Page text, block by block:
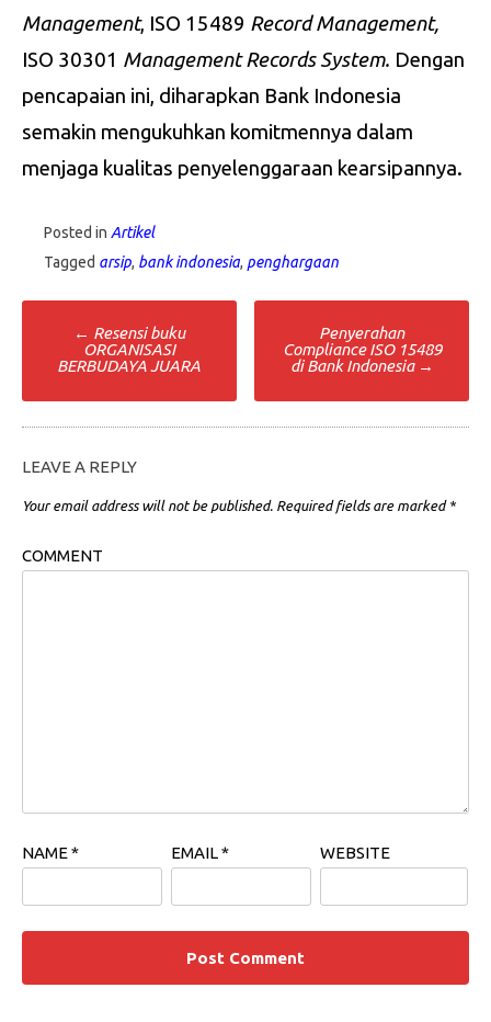
Management, ISO 15489 Record Management,
ISO 30301 Management Records System. Dengan
pencapaian ini, diharapkan Bank Indonesia
semakin mengukuhkan komitmennya dalam
menjaga kualitas penyelenggaraan kearsipannya.
Posted in Artikel
Tagged arsip, bank indonesia, penghargaan
Post
navigation
← Resensi buku
ORGANISASI
BERBUDAYA JUARA
Penyerahan
Compliance ISO 15489
di Bank Indonesia →
LEAVE A REPLY
Your email address will not be published. Required fields are marked *
COMMENT
NAME* EMAIL* WEBSITE